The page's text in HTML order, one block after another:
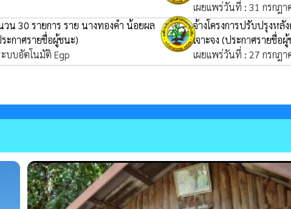
เผยแพร่วันที่ : 31 กรกฎ
น 30 รายการ ราย นางทองคำ น้อยผล
ะกาศรายชื่อผู้ชนะ)
บบอัตโนมัติ Egp
จ้างโครงการปรับปรุงหลั
เจาะจง (ประกาศรายชื่อผู้
เผยแพร่วันที่ : 27 กรกฎ